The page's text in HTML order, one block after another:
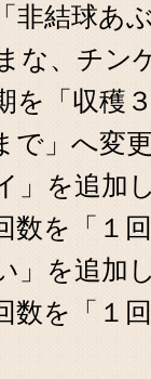
非結球あ
、チン
を「収穫
」へ変
を追加
数を「１
を追加
数を「１